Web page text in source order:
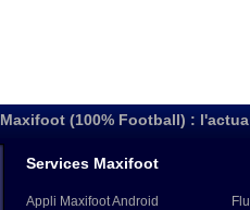
Maxifoot (100% Football) :
Services Maxifoot
Appli Maxifoot Android